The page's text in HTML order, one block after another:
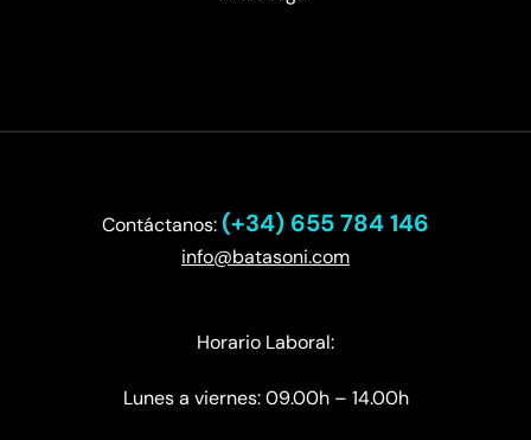
Contáctanos: (+34) 655 784 146
info@batasoni.com
Horario Laboral:
Lunes a viernes: 09.00h – 14.00h